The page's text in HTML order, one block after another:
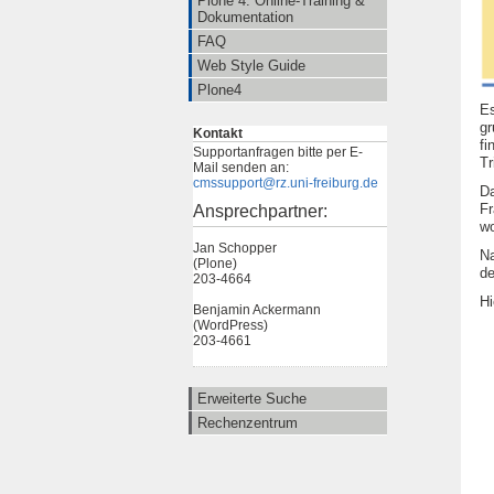
Dokumentation
FAQ
Web Style Guide
Plone4
Kontakt
Supportanfragen bitte per E-
Mail senden an:
cmssupport@rz.uni-freiburg.de
Ansprechpartner:
Jan Schopper
(Plone)
203-4664
Benjamin Ackermann
(WordPress)
203-4661
Erweiterte Suche
Rechenzentrum